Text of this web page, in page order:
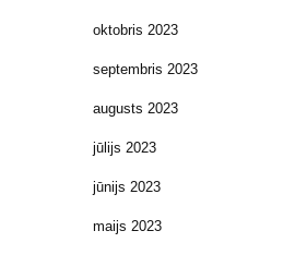
oktobris 2023
septembris 2023
augusts 2023
jūlijs 2023
jūnijs 2023
maijs 2023